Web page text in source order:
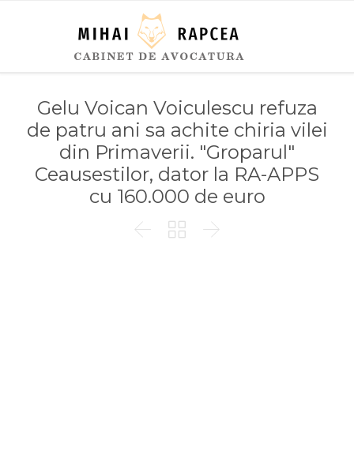
Gelu Voican Voiculescu refuza
de patru ani sa achite chiria vilei
din Primaverii. "Groparul"
Ceausestilor, dator la RA-APPS
cu 160.000 de euro
  